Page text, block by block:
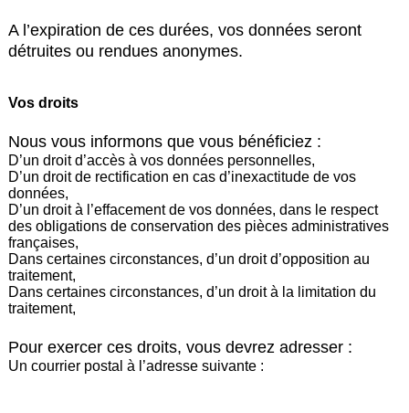
A l’expiration de ces durées, vos données seront
détruites ou rendues anonymes.
Vos droits
Nous vous informons que vous bénéficiez :
D’un droit d’accès à vos données personnelles,
D’un droit de rectification en cas d’inexactitude de vos
données,
D’un droit à l’effacement de vos données, dans le respect
des obligations de conservation des pièces administratives
françaises,
Dans certaines circonstances, d’un droit d’opposition au
traitement,
Dans certaines circonstances, d’un droit à la limitation du
traitement,
Pour exercer ces droits, vous devrez adresser :
Un courrier postal à l’adresse suivante :